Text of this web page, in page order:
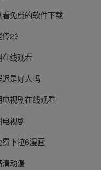
免费的软件下载
2》
线观看
是好人吗
视剧在线观看
视剧
下拉6漫画
清动漫